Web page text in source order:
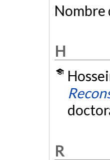
Nombre
H
R